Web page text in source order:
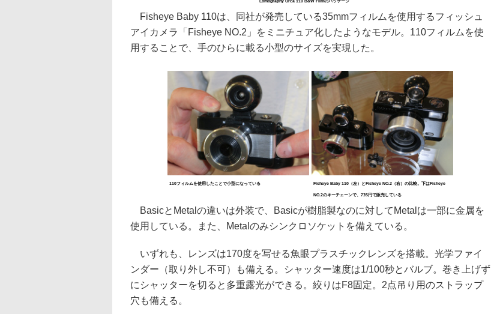
Lomography Orca 110 B&W Filmのパッケージ
Fisheye Baby 110は、同社が発売している35mmフィルムを使用するフィッシュ
アイカメラ「Fisheye NO.2」をミニチュア化したようなモデル。110フィルムを使
用することで、手のひらに載る小型のサイズを実現した。
110フィルムを使用したことで小型になっている Fisheye Baby 110（左）とFisheye NO.2（右）の比較。下はFisheye
NO.2のキーチェーンで、735円で販売している
BasicとMetalの違いは外装で、Basicが樹脂製なのに対してMetalは一部に金属を
使用している。また、Metalのみシンクロソケットを備えている。
いずれも、レンズは170度を写せる魚眼プラスチックレンズを搭載。光学ファイ
ンダー（取り外し不可）も備える。シャッター速度は1/100秒とバルブ。巻き上げず
にシャッターを切ると多重露光ができる。絞りはF8固定。2点吊り用のストラップ
穴も備える。